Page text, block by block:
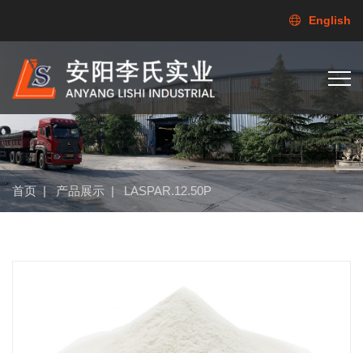
English
首页 | 产品展示 | LASPAR.12.50P